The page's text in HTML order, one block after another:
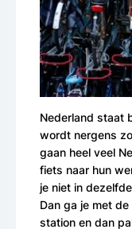
Nederland staat
wordt nergens
gaan heel veel
fiets naar hun
je niet in
Dan ga je met
station en dan